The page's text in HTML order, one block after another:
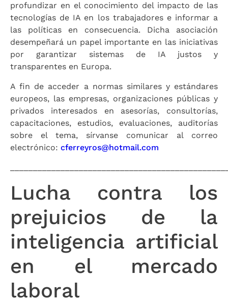
profundizar en el conocimiento del impacto de las
tecnologías de IA en los trabajadores e informar a
las políticas en consecuencia. Dicha asociación
desempeñará un papel importante en las iniciativas
por garantizar sistemas de IA justos y
transparentes en Europa.
A fin de acceder a normas similares y estándares
europeos, las empresas, organizaciones públicas y
privados interesados en asesorías, consultorías,
capacitaciones, estudios, evaluaciones, auditorías
sobre el tema, sírvanse comunicar al correo
electrónico: cferreyros@hotmail.com
Lucha contra los
prejuicios de la
inteligencia artificial
en el mercado
laboral